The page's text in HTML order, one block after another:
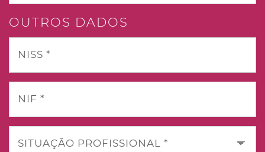
OUTROS DADOS
NISS *
NIF *
SITUAÇÃO PROFISSIONAL *